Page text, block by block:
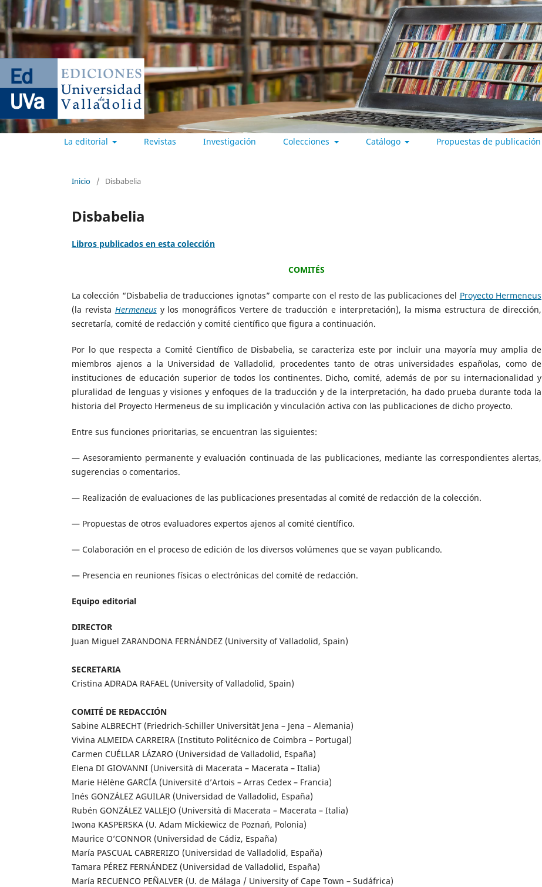
La editorial Revistas Investigación Colecciones Catálogo Propuestas de publicación
Inicio / Disbabelia
Disbabelia
Libros publicados en esta colección
COMITÉS
La colección “Disbabelia de traducciones ignotas” comparte con el resto de las publicaciones del Proyecto Hermeneus
(la revista Hermeneusy los monográficos Vertere de traducción e interpretación), la misma estructura de dirección,
secretaría, comité de redacción y comité científico que figura a continuación.
Por lo que respecta a Comité Científico de Disbabelia, se caracteriza este por incluir una mayoría muy amplia de
miembros ajenos a la Universidad de Valladolid, procedentes tanto de otras universidades españolas, como de
instituciones de educación superior de todos los continentes. Dicho, comité, además de por su internacionalidad y
pluralidad de lenguas y visiones y enfoques de la traducción y de la interpretación, ha dado prueba durante toda la
historia del Proyecto Hermeneus de su implicación y vinculación activa con las publicaciones de dicho proyecto.
Entre sus funciones prioritarias, se encuentran las siguientes:
— Asesoramiento permanente y evaluación continuada de las publicaciones, mediante las correspondientes alertas,
sugerencias o comentarios.
— Realización de evaluaciones de las publicaciones presentadas al comité de redacción de la colección.
— Propuestas de otros evaluadores expertos ajenos al comité científico.
— Colaboración en el proceso de edición de los diversos volúmenes que se vayan publicando.
— Presencia en reuniones físicas o electrónicas del comité de redacción.
Equipo editorial
DIRECTOR
Juan Miguel ZARANDONA FERNÁNDEZ (University of Valladolid, Spain)
SECRETARIA
Cristina ADRADA RAFAEL (University of Valladolid, Spain)
COMITÉ DE REDACCIÓN
Sabine ALBRECHT (Friedrich-Schiller Universität Jena – Jena – Alemania)
Vivina ALMEIDA CARREIRA (Instituto Politécnico de Coimbra – Portugal)
Carmen CUÉLLAR LÁZARO (Universidad de Valladolid, España)
Elena DI GIOVANNI (Università di Macerata – Macerata – Italia)
Marie Hélène GARCÍA (Université d’Artois – Arras Cedex – Francia)
Inés GONZÁLEZ AGUILAR (Universidad de Valladolid, España)
Rubén GONZÁLEZ VALLEJO (Università di Macerata – Macerata – Italia)
Iwona KASPERSKA (U. Adam Mickiewicz de Poznań, Polonia)
Maurice O’CONNOR (Universidad de Cádiz, España)
María PASCUAL CABRERIZO (Universidad de Valladolid, España)
Tamara PÉREZ FERNÁNDEZ (Universidad de Valladolid, España)
María RECUENCO PEÑALVER (U. de Málaga / University of Cape Town – Sudáfrica)